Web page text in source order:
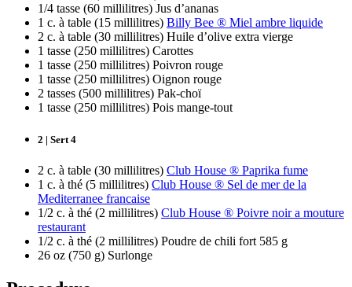
1/4 tasse (60 millilitres) Jus d’ananas
1 c. à table (15 millilitres) Billy Bee ® Miel ambre liquide
2 c. à table (30 millilitres) Huile d’olive extra vierge
1 tasse (250 millilitres) Carottes
1 tasse (250 millilitres) Poivron rouge
1 tasse (250 millilitres) Oignon rouge
2 tasses (500 millilitres) Pak-choï
1 tasse (250 millilitres) Pois mange-tout
2 | Sert 4
2 c. à table (30 millilitres) Club House ® Paprika fume
1 c. à thé (5 millilitres) Club House ® Sel de mer de la
Mediterranee francaise
1/2 c. à thé (2 millilitres) Club House ® Poivre noir a mouture
restaurant
1/2 c. à thé (2 millilitres) Poudre de chili fort 585 g
26 oz (750 g) Surlonge